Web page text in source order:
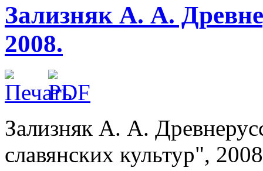
Зализняк А. А.
2008.
Зализняк А. А.
славянских культур",